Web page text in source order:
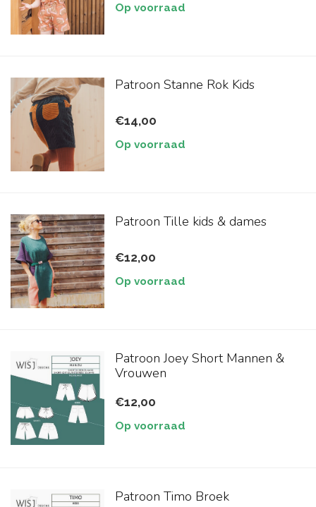
Op voorraad
Patroon Stanne Rok Kids
€14,00
Op voorraad
Patroon Tille kids & dames
€12,00
Op voorraad
Patroon Joey Short Mannen &
Vrouwen
€12,00
Op voorraad
Patroon Timo Broek